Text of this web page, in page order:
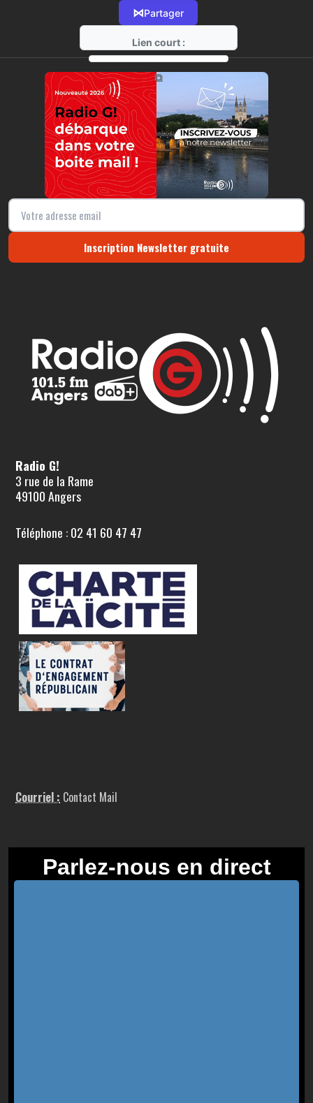
⋈Partager
Lien court :
https://radio-g.fr?11112
⧉
Inscription Newsletter gratuite
Radio G!
3 rue de la Rame
49100 Angers
Téléphone : 02 41 60 47 47
Courriel : Contact Mail